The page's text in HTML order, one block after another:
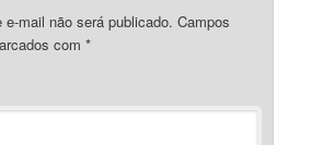
mail não será publicado. Campos
com*